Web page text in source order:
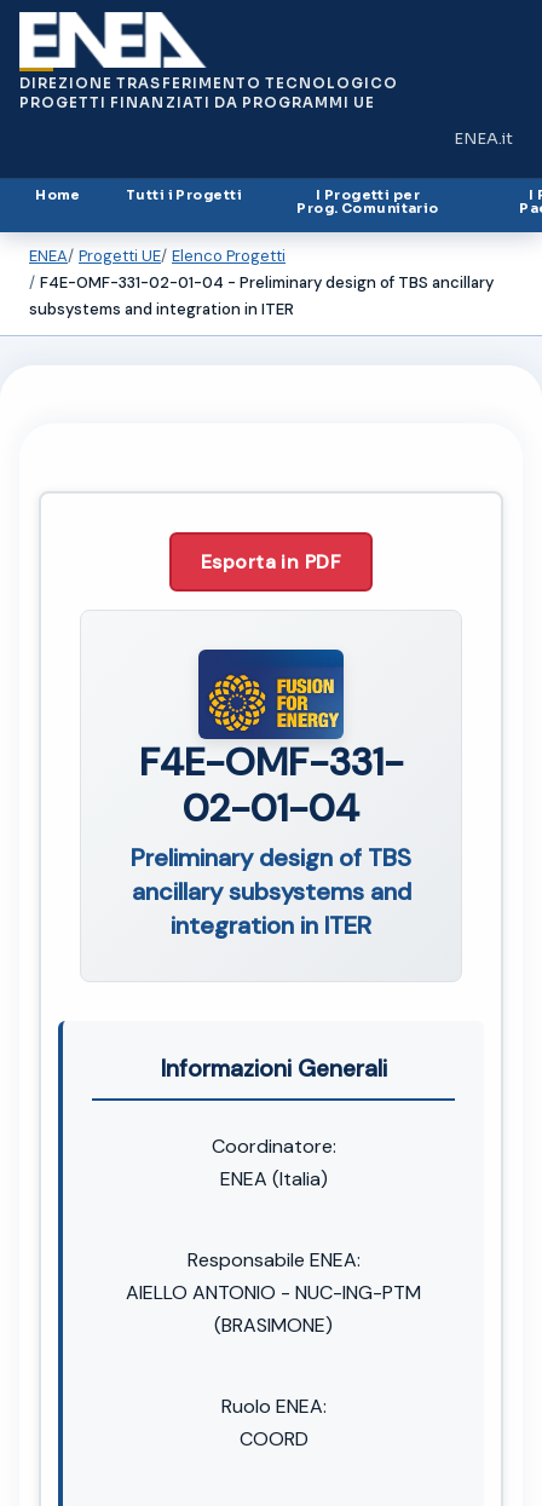
DIREZIONE TRASFERIMENTO TECNOLOGICO
PROGETTI FINANZIATI DA PROGRAMMI UE
ENEA.it
(si apre in
Home Tutti i Progetti I Progetti per
Prog. Comunitario
I
ENEA Progetti UE Elenco Progetti
F4E-OMF-331-02-01-04 - Preliminary design of TBS ancillary
subsystems and integration in ITER
Esporta in PDF
F4E-OMF-331-
02-01-04
Preliminary design of TBS
ancillary subsystems and
integration in ITER
Informazioni Generali
Coordinatore:
ENEA (Italia)
Responsabile ENEA:
AIELLO ANTONIO - NUC-ING-PTM
(BRASIMONE)
Ruolo ENEA:
COORD